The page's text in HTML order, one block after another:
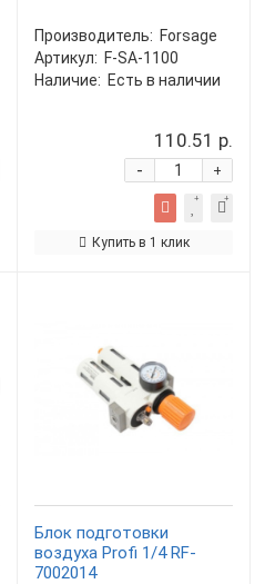
Производитель: Forsage
Артикул: F-SA-1100
Наличие: Есть в наличии
110.51 р.
+
-
Купить в 1 клик
Блок подготовки
воздуха Profi 1/4 RF-
7002014